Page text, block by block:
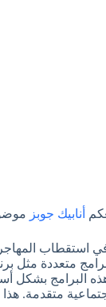
أنابيك جوبز
في استقطاب
هذه البرامج
متقدمة. هذا